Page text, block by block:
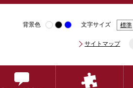
背景色 文字サイズ 標準
サイトマップ